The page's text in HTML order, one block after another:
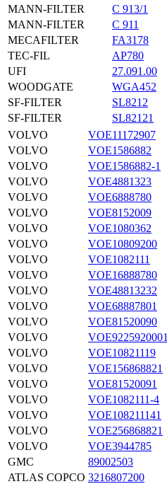
MANN-FILTER
C 913/1
MANN-FILTER
C 911
MECAFILTER
FA3178
TEC-FIL
AP780
UFI
27.091.00
WOODGATE
WGA452
SF-FILTER
SL8212
SF-FILTER
SL82121
VOLVO
VOE11172907
VOLVO
VOE1586882
VOLVO
VOE1586882-1
VOLVO
VOE4881323
VOLVO
VOE6888780
VOLVO
VOE8152009
VOLVO
VOE1080362
VOLVO
VOE10809200
VOLVO
VOE1082111
VOLVO
VOE16888780
VOLVO
VOE48813232
VOLVO
VOE68887801
VOLVO
VOE81520090
VOLVO
VOE9225920001
VOLVO
VOE10821119
VOLVO
VOE156868821
VOLVO
VOE81520091
VOLVO
VOE1082111-4
VOLVO
VOE108211141
VOLVO
VOE256868821
VOLVO
VOE3944785
GMC
89002503
ATLAS COPCO 3216807200